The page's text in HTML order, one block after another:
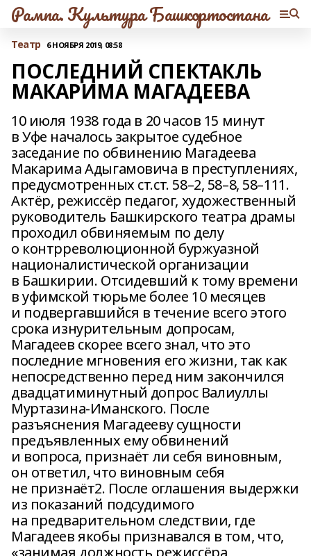
Рампа. Культура Башкортостана
Театр 6 НОЯБРЯ 2019, 08:58
ПОСЛЕДНИЙ СПЕКТАКЛЬ
МАКАРИМА МАГАДЕЕВА
10 июля 1938 года в 20 часов 15 минут
в Уфе началось закрытое судебное
заседание по обвинению Магадеева
Макарима Адыгамовича в преступлениях,
предусмотренных ст.ст. 58–2, 58–8, 58–111.
Актёр, режиссёр педагог, художественный
руководитель Башкирского театра драмы
проходил обвиняемым по делу
о контрреволюционной буржуазной
националистической организации
в Башкирии. Отсидевший к тому времени
в уфимской тюрьме более 10 месяцев
и подвергавшийся в течение всего этого
срока изнурительным допросам,
Магадеев скорее всего знал, что это
последние мгновения его жизни, так как
непосредственно перед ним закончился
двадцатиминутный допрос Валиуллы
Муртазина-Иманского. После
разъяснения Магадееву сущности
предъявленных ему обвинений
и вопроса, признаёт ли себя виновным,
он ответил, что виновным себя
не признаёт2. После оглашения выдержки
из показаний подсудимого
на предварительном следствии, где
Магадеев якобы признавался в том, что,
«занимая должность режиссёра